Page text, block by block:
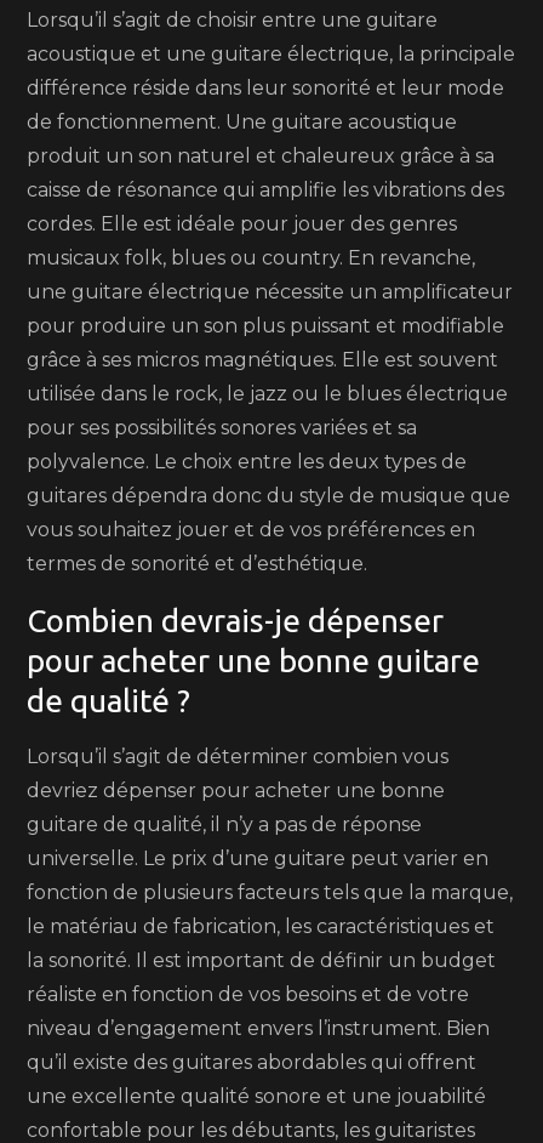
Lorsqu’il s’agit de choisir entre une guitare
acoustique et une guitare électrique, la principale
différence réside dans leur sonorité et leur mode
de fonctionnement. Une guitare acoustique
produit un son naturel et chaleureux grâce à sa
caisse de résonance qui amplifie les vibrations des
cordes. Elle est idéale pour jouer des genres
musicaux folk, blues ou country. En revanche,
une guitare électrique nécessite un amplificateur
pour produire un son plus puissant et modifiable
grâce à ses micros magnétiques. Elle est souvent
utilisée dans le rock, le jazz ou le blues électrique
pour ses possibilités sonores variées et sa
polyvalence. Le choix entre les deux types de
guitares dépendra donc du style de musique que
vous souhaitez jouer et de vos préférences en
termes de sonorité et d’esthétique.
Combien devrais-je dépenser
pour acheter une bonne guitare
de qualité ?
Lorsqu’il s’agit de déterminer combien vous
devriez dépenser pour acheter une bonne
guitare de qualité, il n’y a pas de réponse
universelle. Le prix d’une guitare peut varier en
fonction de plusieurs facteurs tels que la marque,
le matériau de fabrication, les caractéristiques et
la sonorité. Il est important de définir un budget
réaliste en fonction de vos besoins et de votre
niveau d’engagement envers l’instrument. Bien
qu’il existe des guitares abordables qui offrent
une excellente qualité sonore et une jouabilité
confortable pour les débutants, les guitaristes